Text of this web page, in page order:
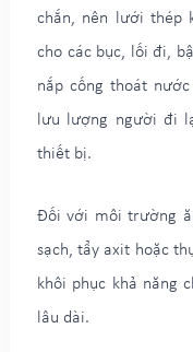
chắn, nên lưới thép
cho các bục, lối đi,
nắp cống thoát
lưu lượng người đi
thiết bị.
Đối với môi trường
sạch, tẩy axit hoặc
khôi phục khả năng
lâu dài.